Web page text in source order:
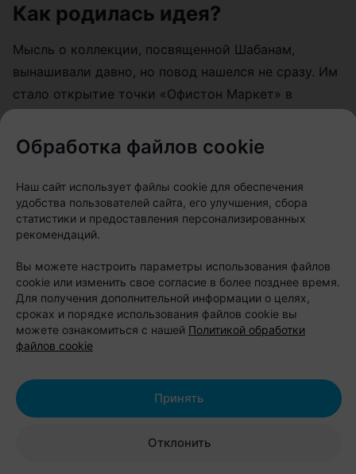
Как родилась идея?
Мысль о коллекции, посвященной Шабанам,
вынашивали давно, но повод нашелся не сразу. Им
стало открытие точки «Офистон Маркет» в
«Могилевская» — именно там теперь можно
увидеть вещи из новой «капсулы». В команде
проекта подчеркивают: это не рядовой сувенир, а
попытка честно рассказать о районе.
Обработка файлов cookie
Наш сайт использует файлы cookie для обеспечения
удобства пользователей сайта, его улучшения, сбора
статистики и предоставления персонализированных
рекомендаций.
Вы можете настроить параметры использования файлов
cookie или изменить свое согласие в более позднее время.
Для получения дополнительной информации о целях,
сроках и порядке использования файлов cookie вы
можете ознакомиться с нашей Политикой обработки
файлов cookie
Отклонить
Принять